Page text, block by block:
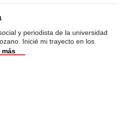
y periodista de la universidad
Inicié mi trayecto en los
más